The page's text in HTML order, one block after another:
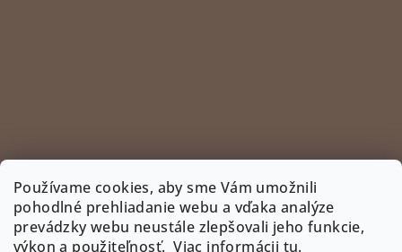
Používame cookies, aby sme Vám umožnili
pohodlné prehliadanie webu a vďaka analýze
prevádzky webu neustále zlepšovali jeho funkcie,
výkon a použiteľnosť.Viac informácii tu.
Sledovať na Instagrame